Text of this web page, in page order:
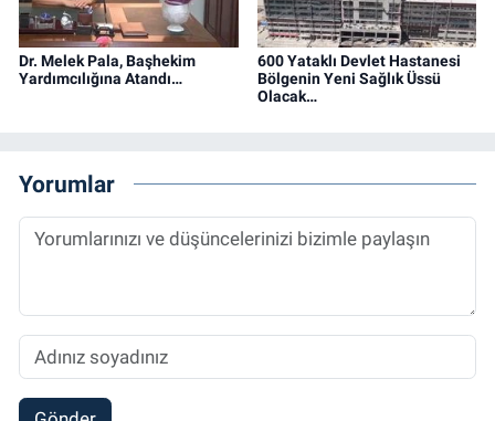
Dr. Melek Pala, Başhekim
Yardımcılığına Atandı…
600 Yataklı Devlet Hastanesi
Bölgenin Yeni Sağlık Üssü
Olacak…
Yorumlar